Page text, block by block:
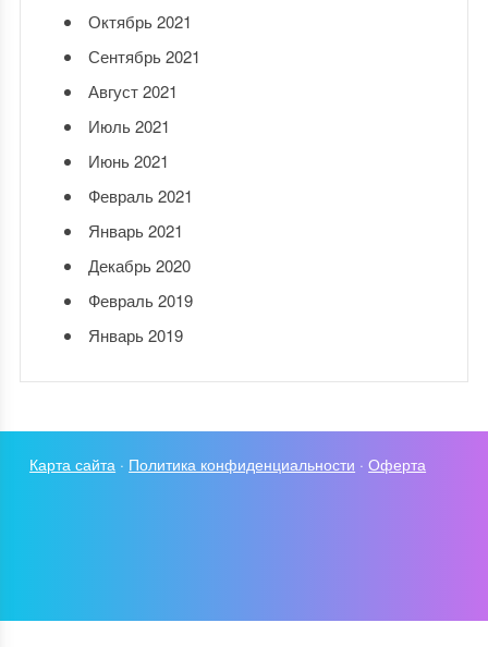
Октябрь 2021
Сентябрь 2021
Август 2021
Июль 2021
Июнь 2021
Февраль 2021
Январь 2021
Декабрь 2020
Февраль 2019
Январь 2019
Карта сайта · Политика конфиденциальности ·Оферта